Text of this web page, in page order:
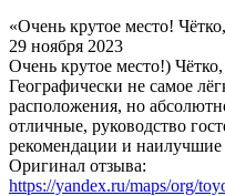
«Очень крутое место!
29 ноября 2023
Очень крутое место!)
Географически не самое
расположения, но
отличные, руководство
рекомендации и
Оригинал отзыва:
https://yandex.ru/maps/org/